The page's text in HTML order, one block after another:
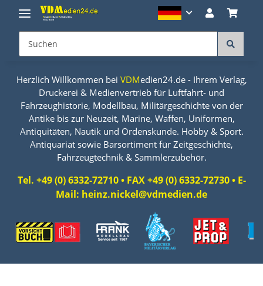
Herzlich Willkommen bei VDMedien24.de - Ihrem Verlag,
Druckerei & Medienvertrieb für Luftfahrt- und
Fahrzeughistorie, Modellbau, Militärgeschichte von der
Antike bis zur Neuzeit, Marine, Waffen, Uniformen,
Antiquitäten, Nautik und Ordenskunde. Hobby & Sport.
Antiquariat sowie Barsortiment für Zeitgeschichte,
Fahrzeugtechnik & Sammlerzubehör.
Tel. +49 (0) 6332-72710 • FAX +49 (0) 6332-72730 • E-
Mail: heinz.nickel@vdmedien.de